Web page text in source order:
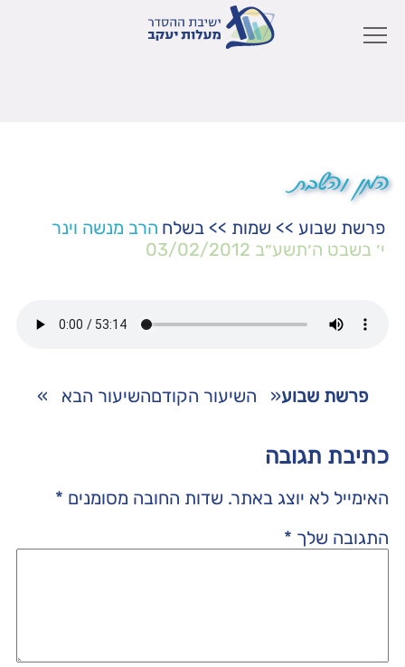
המן והשבת
פרשת שבוע >> שמות >> בשלח הרב מנשה וינר
י׳ בשבט ה׳תשע״ב 03/02/2012
פרשת שבוע« השיעור הקודםהשיעור הבא »
כתיבת תגובה
האימייל לא יוצג באתר. שדות החובה מסומנים *
התגובה שלך *